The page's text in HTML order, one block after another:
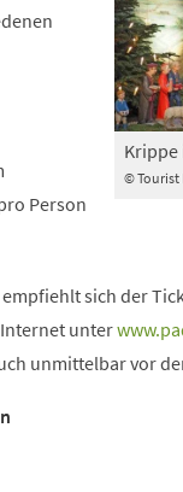
© Tourist
Krippe
Person
sich der
unter
unmittelbar vor